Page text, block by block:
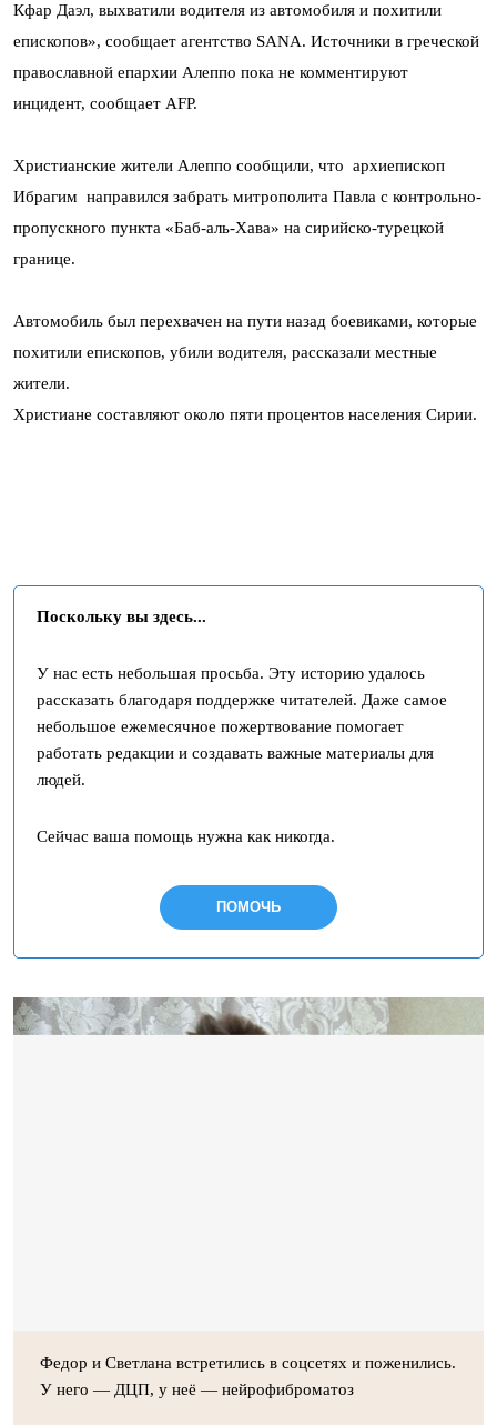
Кфар Даэл, выхватили водителя из автомобиля и похитили
епископов», сообщает агентство SANA. Источники в греческой
православной епархии Алеппо пока не комментируют
инцидент, сообщает AFP.
Христианские жители Алеппо сообщили, что архиепископ
Ибрагим направился забрать митрополита Павла с контрольно-
пропускного пункта «Баб-аль-Хава» на сирийско-турецкой
границе.
Автомобиль был перехвачен на пути назад боевиками, которые
похитили епископов, убили водителя, рассказали местные
жители.
Христиане составляют около пяти процентов населения Сирии.
Поскольку вы здесь...
У нас есть небольшая просьба. Эту историю удалось
рассказать благодаря поддержке читателей. Даже самое
небольшое ежемесячное пожертвование помогает
работать редакции и создавать важные материалы для
людей.
Сейчас ваша помощь нужна как никогда.
ПОМОЧЬ
Федор и Светлана встретились в соцсетях и поженились.
У него — ДЦП, у неё — нейрофиброматоз